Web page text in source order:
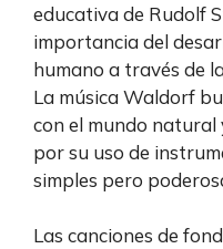
educativa de Rudolf
importancia del
humano a través de
La música Waldorf
con el mundo
por su uso de
simples pero
Las canciones de